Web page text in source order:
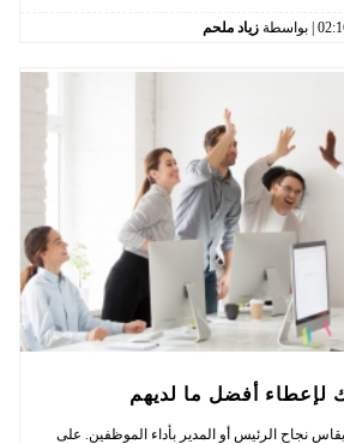
| بواسطة زياد ملحم
لإعطاء أفضل ما لديهم
يقاس نجاح الرئيس أو المدير بأداء الموظفين. على